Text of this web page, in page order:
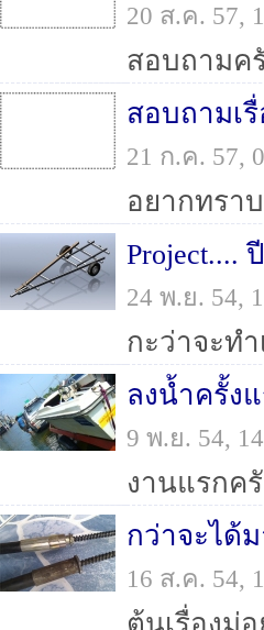
20 ส.ค. 57,
สอบถามเ
21 ก.ค. 57,
Project....
24 พ.ย. 54,
ลงน้ำครั้ง
9 พ.ย. 54,
งานแรกค
กว่าจะได้
16 ส.ค. 54,